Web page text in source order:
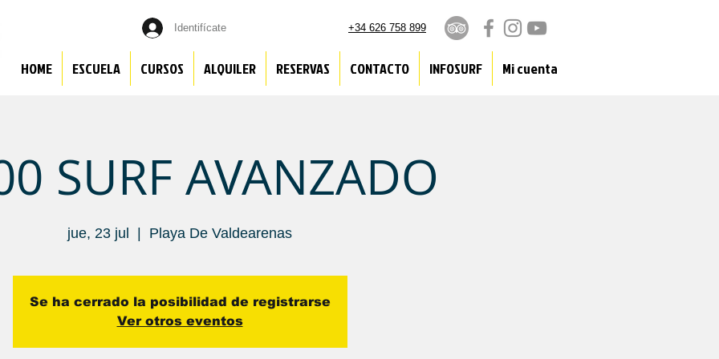
Identifícate +34 626 758 899
HOME ESCUELA CURSOS ALQUILER RESERVAS CONTACTO INFOSURF Mi cuenta
SURF AVANZADO
jue, 23 jul Playa De Valdearenas
Se ha cerrado la posibilidad de registrarse
Ver otros eventos